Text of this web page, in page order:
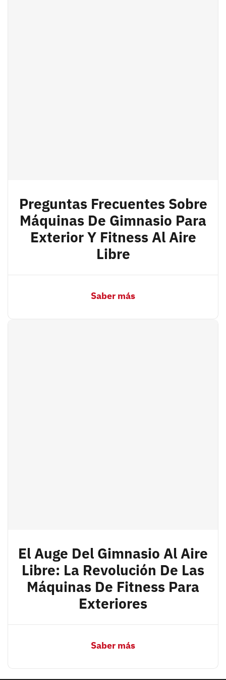
Preguntas Frecuentes Sobre
Máquinas De Gimnasio Para
Exterior Y Fitness Al Aire
Libre
Saber más
El Auge Del Gimnasio Al Aire
Libre: La Revolución De Las
Máquinas De Fitness Para
Exteriores
Saber más